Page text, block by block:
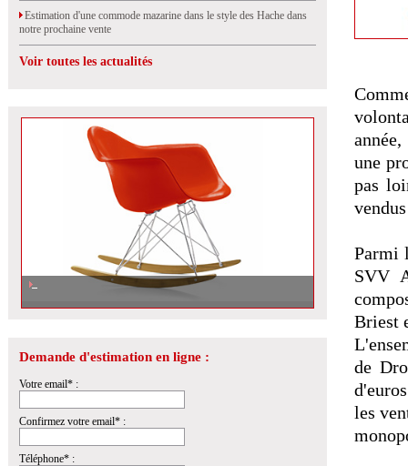
Estimation d'une commode mazarine dans le style des Hache dans
notre prochaine vente
Voir toutes les actualités
Demande d'estimation en ligne :
Votre email* :
Confirmez votre email* :
Téléphone* :
une
pas
Parmi
SVV
Briest
de
les